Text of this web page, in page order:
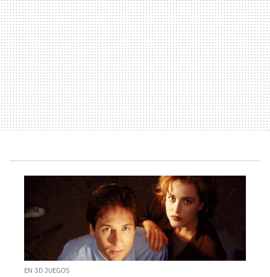
EN 3D JUEGOS